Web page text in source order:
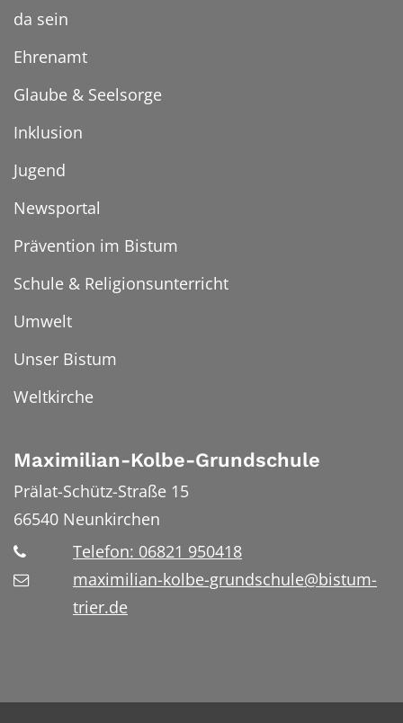
da sein
Ehrenamt
Glaube & Seelsorge
Inklusion
Jugend
Newsportal
Prävention im Bistum
Schule & Religionsunterricht
Umwelt
Unser Bistum
Weltkirche
Maximilian-Kolbe-Grundschule
Prälat-Schütz-Straße 15
66540 Neunkirchen
Telefon: 06821 950418
maximilian-kolbe-grundschule@bistum-
trier.de